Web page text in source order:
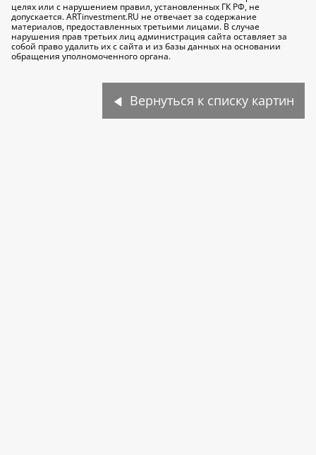
целях или с нарушением правил, установленных ГК РФ, не
допускается. ARTinvestment.RU не отвечает за содержание
материалов, предоставленных третьими лицами. В случае
нарушения прав третьих лиц администрация сайта оставляет за
собой право удалить их с сайта и из базы данных на основании
обращения уполномоченного органа.
Вернуться к списку картин